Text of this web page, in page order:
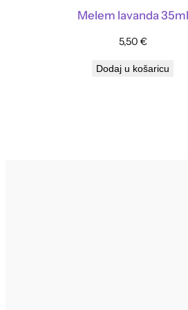
Melem lavanda 35ml
5,50 €
Dodaj u košaricu